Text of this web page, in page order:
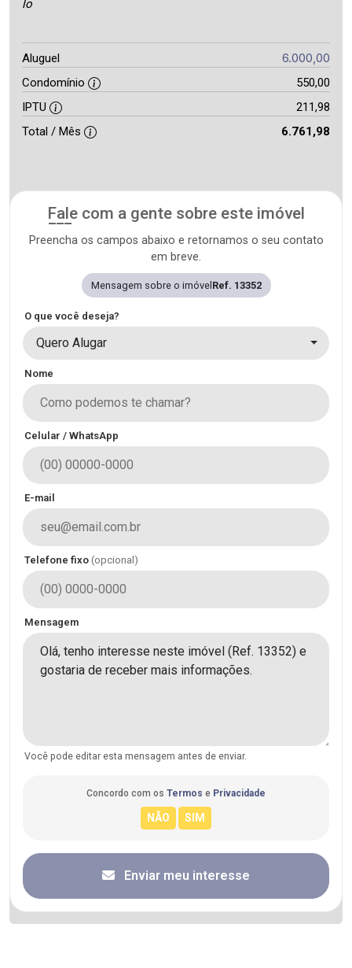
lo
Aluguel 6.000,00
Condomínio
550,00
IPTU
211,98
Total / Mês
6.761,98
Fale com a gente sobre este imóvel
Preencha os campos abaixo e retornamos o seu contato
em breve.
Mensagem sobre o imóvelRef. 13352
O que você deseja?
Quero Alugar
Nome
Celular / WhatsApp
E-mail
Telefone fixo (opcional)
Mensagem
Você pode editar esta mensagem antes de enviar.
Concordo com os Termos e Privacidade
Enviar meu interesse